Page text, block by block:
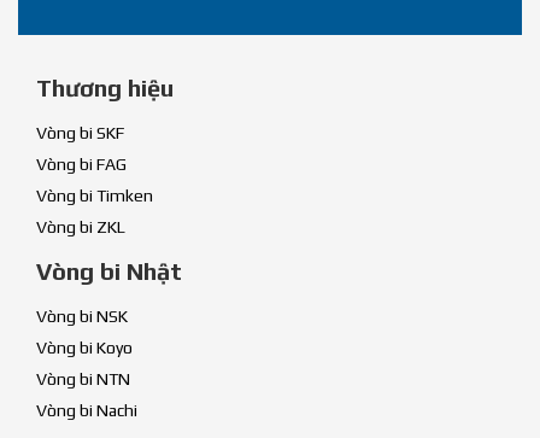
Thương hiệu
Vòng bi SKF
Vòng bi FAG
Vòng bi Timken
Vòng bi ZKL
Vòng bi Nhật
Vòng bi NSK
Vòng bi Koyo
Vòng bi NTN
Vòng bi Nachi